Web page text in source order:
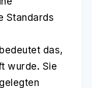
Standards
bedeutet das,
wurde. Sie